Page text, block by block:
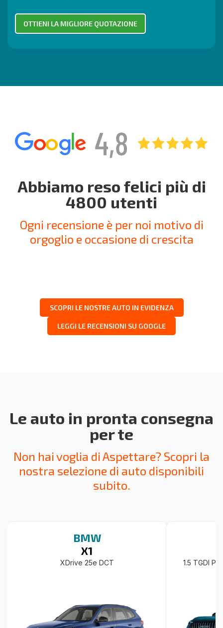
Abbiamo reso felici più di
4800 utenti
Ogni recensione è per noi motivo di
orgoglio e occasione di crescita
SCOPRI LE NOSTRE AUTO IN EVIDENZA
LEGGI LE RECENSIONI SU GOOGLE
Le auto in pronta consegna
per te
Non hai voglia di Aspettare? Scopri la
nostra selezione di auto disponibili
subito.
BMW
X1
XDrive 25e DCT 1.5 TGDI